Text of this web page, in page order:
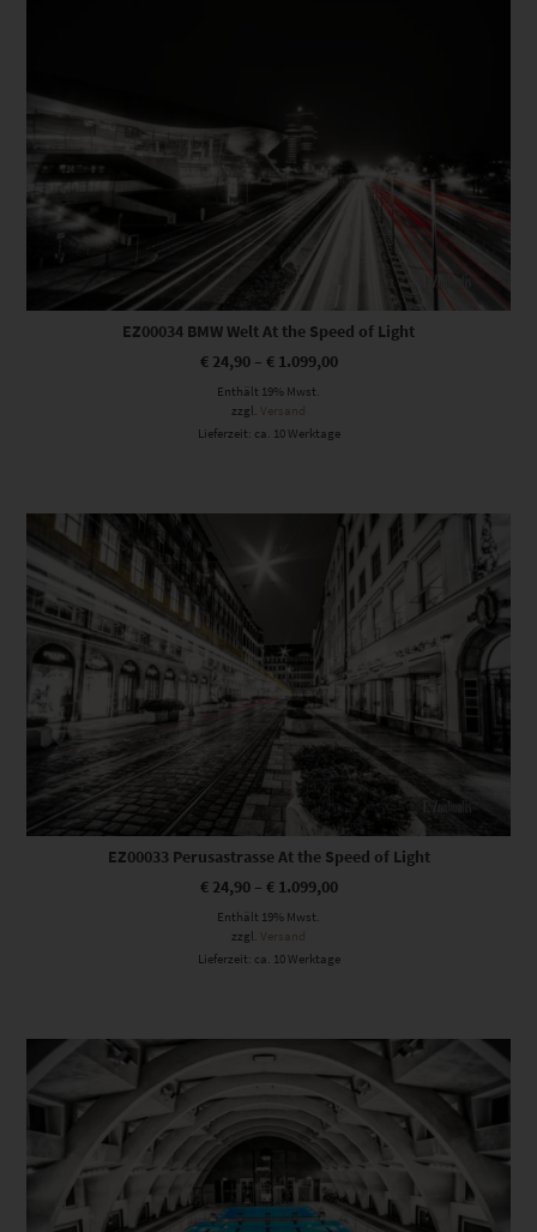
EZ00034 BMW Welt At the Speed of Light
€24,90– €1.099,00
Enthält 19% Mwst.
zzgl. Versand
Lieferzeit: ca. 10 Werktage
Dieses Produkt weist mehrere Varianten auf. Die Optionen können auf der Produktseite gewählt werden
EZ00033 Perusastrasse At the Speed of Light
€24,90– €1.099,00
Enthält 19% Mwst.
zzgl.
Versand
Lieferzeit: ca. 10 Werktage
Dieses Produkt weist mehrere Varianten auf. Die Optionen können auf der Produktseite gewählt werden